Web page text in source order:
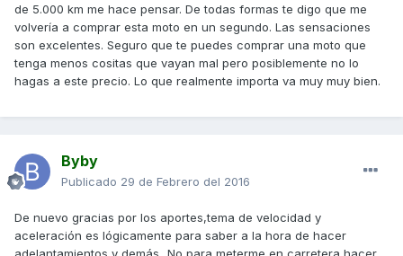
de 5.000 km me hace pensar. De todas formas te digo que me
volvería a comprar esta moto en un segundo. Las sensaciones
son excelentes. Seguro que te puedes comprar una moto que
tenga menos cositas que vayan mal pero posiblemente no lo
hagas a este precio. Lo que realmente importa va muy muy bien.
Byby
Publicado 29 de Febrero del 2016
De nuevo gracias por los aportes,tema de velocidad y
aceleración es lógicamente para saber a la hora de hacer